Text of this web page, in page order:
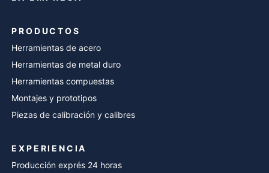
PRODUCTOS
Herramientas de acero
Herramientas de metal duro
Herramientas compuestas
Montajes y prototipos
Piezas de calibración y calibres
EXPERIENCIA
Producción exprés 24 horas